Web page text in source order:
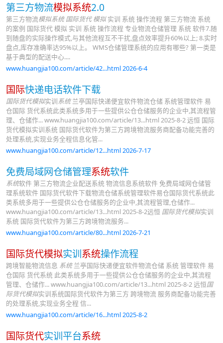
第三方物流模拟系统2.0
第三方物流模拟系统 国际货代 模拟实训 系统 操作流程 第三方物流 系统
的案例 国际货代 模拟 实训 系统 操作流程 专业物流仓储管理 系统 软件7.随
到随盘的实际操作模式,与其他流程互不干扰,盘点效率提升60%以上; 8.实时
盘点,库存准确率达95%以上。 WMS仓储管理系统的应用有哪些? 第一类是
基于典型的配送中心....
www.huangjia100.com/article/42...html 2026-6-4
国际快递电话软件下载
国际货代模拟实训系统兰亭国际快递便宜软件物流仓储 系统管理软件 易
仓国际 货代系统此类系统多用于一些提供公仓仓储服务的企业中,其流程管
理、仓储作... www.huangjia100.com/article/13...html 2025-8-2 远恒 国际
货代模拟实训系统 国际货代软件为第三方跨境物流服务商配备功能完善的
处理系统,实现业务全程信息化管...
www.huangjia100.com/article/12...html 2026-7-17
免费局域网仓储管理系统软件
系统软件 第三方物流企业配送系统 物流信息系统软件 免费局域网仓储管
理系统软件 国际货代软件下载物流仓储系统管理软件易仓国际货代系统此
类系统多用于一些提供公仓仓储服务的企业中,其流程管理,仓储作...
www.huangjia100.com/article/13...html 2025-8-2远恒 国际货代模拟实训
系统 国际货代软件为第三方跨境物流服务...
www.huangjia100.com/article/80...html 2026-7-21
国际货代模拟实训系统操作流程
跨境智能物流信息 系统兰亭国际快递便宜软件物流仓储 系统 管理软件 易
仓国际 货代系统 此类系统多用于一些提供公仓仓储服务的企业中,其流程
管理、仓储作... www.huangjia100.com/article/13...html 2025-8-2 远恒国
际货代模拟实训系统国际货代软件为第三方 跨境物流 服务商配备功能完善
的处理系统,实现业务全程 信...
www.huangjia100.com/article/16...html 2025-8-2
国际货代实训平台系统